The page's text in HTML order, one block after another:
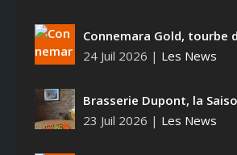
Connemara Gold, tourbe
24 Juil 2026 | Les News
Brasserie Dupont, la
23 Juil 2026 | Les News